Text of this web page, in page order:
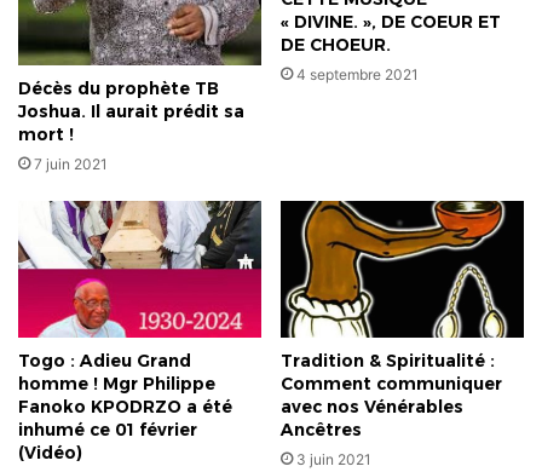
début
d'année
Décès du prophète TB
Joshua. Il aurait prédit sa
mort !
7 juin 2021
« DIVINE. », DE COEUR ET
DE CHOEUR.
4 septembre 2021
Togo : Adieu Grand
homme ! Mgr Philippe
Fanoko KPODRZO a été
inhumé ce 01 février
(Vidéo)
Tradition & Spiritualité :
Comment communiquer
avec nos Vénérables
Ancêtres
3 juin 2021